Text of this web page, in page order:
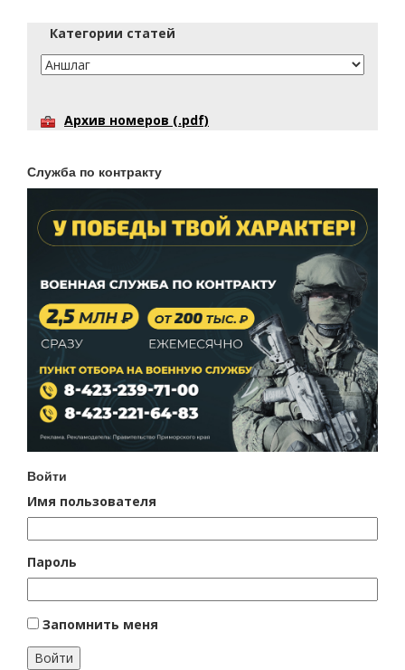
Категории статей
Архив номеров (.pdf)
Служба по контракту
Войти
Имя пользователя
Пароль
Запомнить меня
Войти